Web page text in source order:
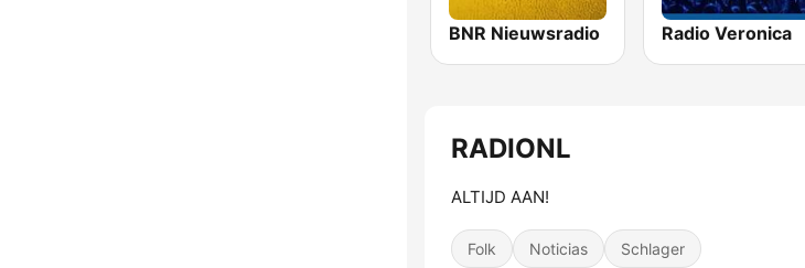
BNR Nieuwsradio Radio Veronica
RADIONL
ALTIJD AAN!
Folk Noticias Schlager